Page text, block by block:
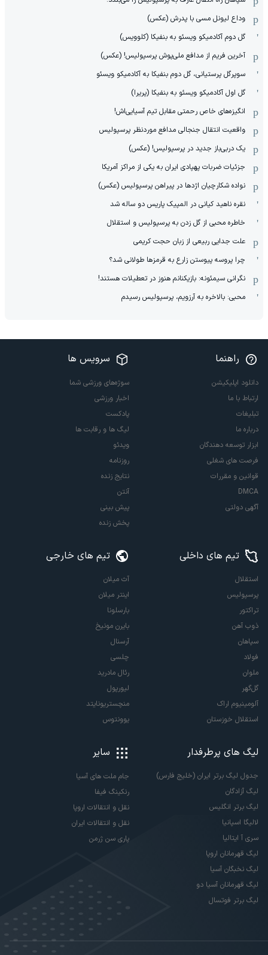
وداع لیونل مسی با پدرش (عکس)
گل دوم آکادمیکو ویسئو به بنفیکا (کلوویس)
آخرین فریم از مدافع ملی‌پوش پرسپولیس! (عکس)
سوپرگل پرستیانی، گل دوم بنفیکا به آکادمیکو ویسئو
گل اول آکادمیکو ویسئو به بنفیکا (پریرا)
انگیزه‌های خاص رحمتی مقابل تیم‌ آسیایی‌اش!
واقعیت انتقال جنجالی مدافع موردنظر پرسپولیس
یک دربی‌باز جدید در پرسپولیس! (عکس)
جزئیات ضربات پهپادی ایران به یکی از مراکز آمریکا
نواده شکارچیان اژدها در پیراهن پرسپولیس (عکس)
نقره ناهید کیانی در المپیک پاریس دو ساله شد
خاطره محبی از گل زدن به پرسپولیس و استقلال
علت جدایی ربیعی از زبان حجت کریمی
چرا پروسه پیوستن زارع به قرمزها طولانی شد؟
نگرانی سیمئونه: بازیکنانم هنوز در تعطیلات هستند!
محبی: بالاخره به آرزویم، پرسپولیس رسیدم
راهنما
دانلود اپلیکیشن
ارتباط با ما
تبلیغات
درباره ما
ابزار توسعه دهندگان
فرصت های شغلی
قوانین و مقررات
DMCA
آگهی دولتی
سرویس ها
سوژه‌های ورزشی شما
اخبار ورزشی
پادکست
لیگ ها و رقابت ها
ویدئو
روزنامه
نتایج زنده
آنتن
پیش بینی
پخش زنده
تیم های داخلی
استقلال
پرسپولیس
تراکتور
ذوب آهن
سپاهان
فولاد
ملوان
گل‌گهر
آلومینیوم اراک
استقلال خوزستان
تیم های خارجی
آث میلان
اینتر میلان
بارسلونا
بایرن مونیخ
آرسنال
چلسی
رئال مادرید
لیورپول
منچستریونایتد
یوونتوس
لیگ های پرطرفدار
جدول لیگ برتر ایران (خلیج فارس)
لیگ آزادگان
لیگ برتر انگلیس
لالیگا اسپانیا
سری آ ایتالیا
لیگ قهرمانان اروپا
لیگ نخبگان آسیا
لیگ قهرمانان آسیا دو
لیگ برتر فوتسال
سایر
جام ملت های آسیا
رنکینگ فیفا
نقل و انتقالات اروپا
نقل و انتقالات ایران
پاری سن ژرمن